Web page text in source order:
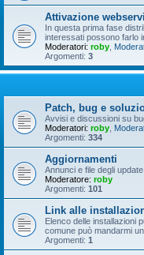
Attivazione
In questa prima fase
interessati possono farlo
Moderatori: roby
Argomenti: 3
Patch, bug e
Avvisi e discussioni su
Moderatori: roby
Argomenti: 334
Aggiornamenti
Annunci e file degli update
Moderatore: roby
Argomenti: 101
Link alle
Elenco delle installazioni
comune può mandarmi
Argomenti: 1